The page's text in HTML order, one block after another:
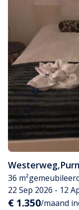
Westerweg,
36 m²
22 Sep 2026 - 12
€ 1.350/maand